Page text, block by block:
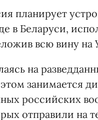
планирует
в Беларуси,
всю вину на
на
занимается
российских
отправили на